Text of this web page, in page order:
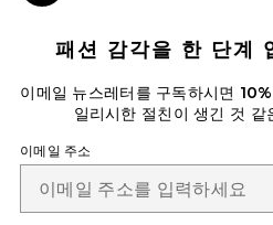
SIMKHAI Logan Crossbody
Bag in Black
SIMKHAI
$352 전 가격:
$595
Email Address
Sign Up
패션 감각을 한 단계
이메일 뉴스레터를 구독하시면
일리시한 절친이 생긴 것 같
이메일 주소